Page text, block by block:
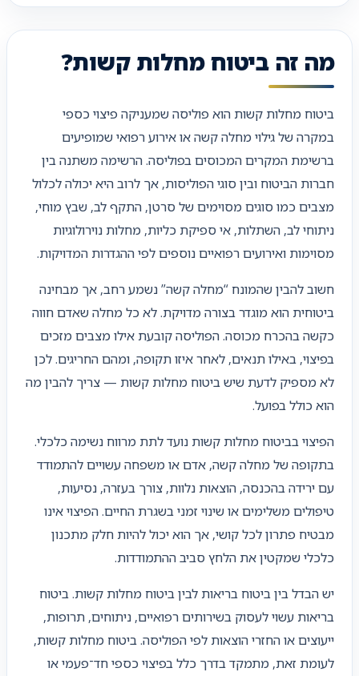
מה זה ביטוח מחלות קשות?
ביטוח מחלות קשות הוא פוליסה שמעניקה פיצוי כספי
במקרה של גילוי מחלה קשה או אירוע רפואי שמופיעים
ברשימת המקרים המכוסים בפוליסה. הרשימה משתנה בין
חברות הביטוח ובין סוגי הפוליסות, אך לרוב היא יכולה לכלול
מצבים כמו סוגים מסוימים של סרטן, התקף לב, שבץ מוחי,
ניתוחי לב, השתלות, אי ספיקת כליות, מחלות נוירולוגיות
מסוימות ואירועים רפואיים נוספים לפי ההגדרות המדויקות.
חשוב להבין שהמונח “מחלה קשה” נשמע רחב, אך מבחינה
ביטוחית הוא מוגדר בצורה מדויקת. לא כל מחלה שאדם חווה
כקשה בהכרח מכוסה. הפוליסה קובעת אילו מצבים מזכים
בפיצוי, באילו תנאים, לאחר איזו תקופה, ומהם החריגים. לכן
לא מספיק לדעת שיש ביטוח מחלות קשות — צריך להבין מה
הוא כולל בפועל.
הפיצוי בביטוח מחלות קשות נועד לתת מרווח נשימה כלכלי.
בתקופה של מחלה קשה, אדם או משפחה עשויים להתמודד
עם ירידה בהכנסה, הוצאות נלוות, צורך בעזרה, נסיעות,
טיפולים משלימים או שינוי זמני בשגרת החיים. הפיצוי אינו
מבטיח פתרון לכל קושי, אך הוא יכול להיות חלק מתכנון
כלכלי שמקטין את הלחץ סביב ההתמודדות.
יש הבדל בין ביטוח בריאות לבין ביטוח מחלות קשות. ביטוח
בריאות עשוי לעסוק בשירותים רפואיים, ניתוחים, תרופות,
ייעוצים או החזרי הוצאות לפי הפוליסה. ביטוח מחלות קשות,
לעומת זאת, מתמקד בדרך כלל בפיצוי כספי חד־פעמי או